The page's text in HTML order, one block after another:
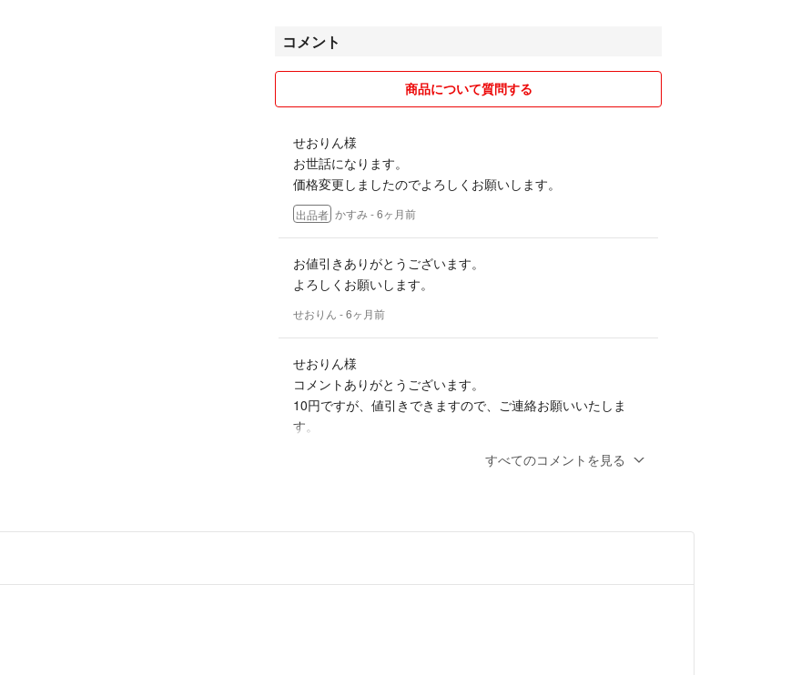
＊＊＊お願い＊＊＊
1. 購入希望の方は必ずコメントにてお知らせください。
メッセージなしでの購入はキャンセルすることがあります。
＊＊＊梱包について＊＊＊
1.衣類は小さく畳み、袋にいれるか紙で包んでから梱包します
2.コスメやサプリなどは、緩衝材（プチプチなど）で包んでから梱包
します。
のを使用する場合はございます。
コメント
商品について質問する
せおりん様
お世話になります。
価格変更しましたのでよろしくお願いします。
出品者 かすみ- 6ヶ月前
お値引きありがとうございます。
よろしくお願いします。
せおりん - 6ヶ月前
せおりん様
コメントありがとうございます。
10円ですが、値引きできますので、ご連絡お願いいたしま
す。
すべてのコメントを見る